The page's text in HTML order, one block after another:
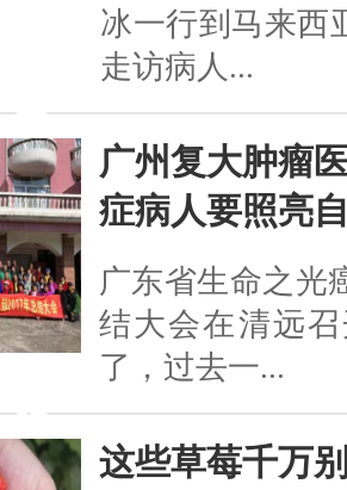
冰一行到马来西
走访病人...
广州复大肿瘤
症病人要照亮
广东省生命之光
结大会在清远
了，过去一...
这些草莓千万